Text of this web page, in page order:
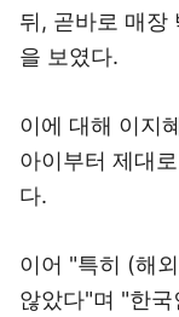
뒤, 곧바로 매장
을 보였다.
이에 대해 이지
아이부터 제대
다.
이어 "특히 (해
않았다"며 "한